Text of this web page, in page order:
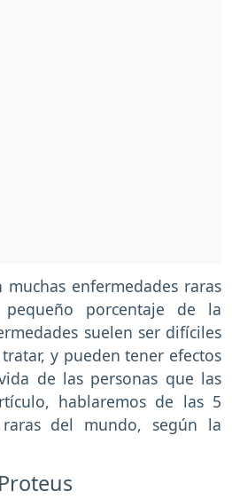
enfermedades raras
porcentaje de la
suelen ser difíciles
y pueden tener efectos
de las personas que las
hablaremos de las 5
raras del mundo, según la